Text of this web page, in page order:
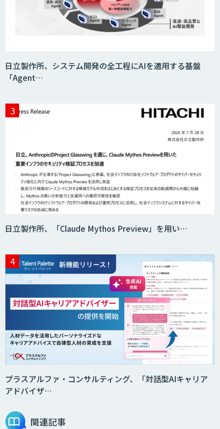
Preferred Networks Visual Inspection
AI・DXコンサルティング事業 LLM・
ChatGPT
Helpfeel
匠KIBIT零
saki-mori
日立製作所、システム開発の全工程にAIを適用する基盤
「Agent…
日立製作所、「Claude Mythos Preview」を用い…
プラスアルファ・コンサルティング、「対話型AIキャリア
アドバイザ…
関連記事